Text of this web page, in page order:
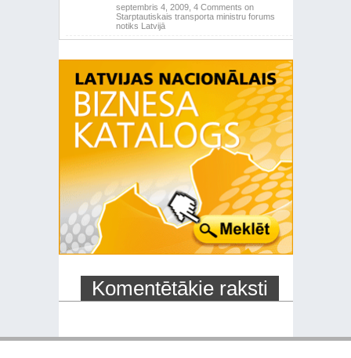
septembris 4, 2009, 4 Comments on
Starptautiskais transporta ministru forums
notiks Latvijā
Komentētākie raksti